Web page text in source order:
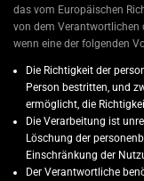
das vom Europäischen
von dem Verantwortlichen
wenn eine der folgenden
Die Richtigkeit der
Person bestritten, und
ermöglicht, die
Die Verarbeitung ist
Löschung der
Einschränkung der
Der Verantwortliche